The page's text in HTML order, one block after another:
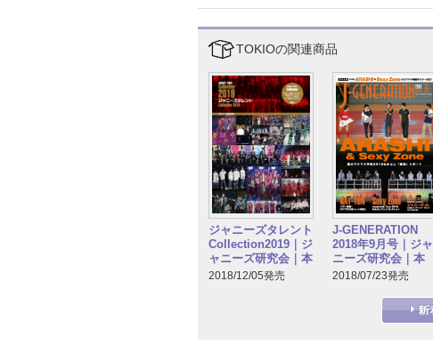
TOKIOの関連商品
ジャニーズタレント
Collection2019｜ジ
ャニーズ研究会｜本
2018/12/05発売
J-GENERATION
2018年9月号｜ジャ
ニーズ研究会｜本
2018/07/23発売